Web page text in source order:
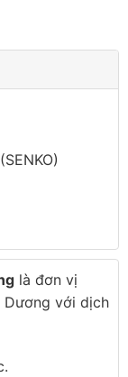
là đơn vị
Dương với dịch